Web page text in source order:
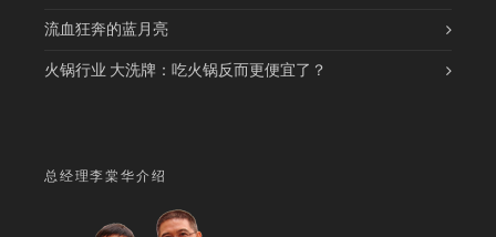
流血狂奔的蓝月亮
火锅行业 大洗牌：吃火锅反而更便宜了？
总经理李棠华介绍